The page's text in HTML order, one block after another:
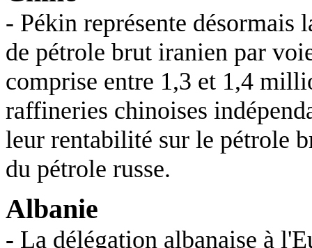
- Pékin représente désormais
de pétrole brut iranien par
comprise entre 1,3 et 1,4
raffineries chinoises
leur rentabilité sur le pétrole
du pétrole russe.
Albanie
- La délégation albanaise à